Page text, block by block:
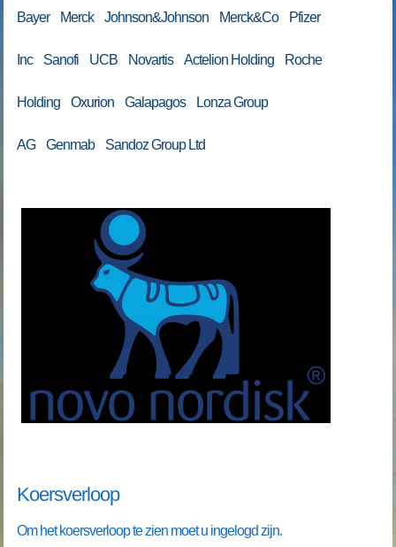
Bayer Merck Johnson&Johnson Merck&Co Pfizer
Inc Sanofi UCB Novartis Actelion Holding Roche
Holding Oxurion Galapagos Lonza Group
AG Genmab Sandoz Group Ltd
Koersverloop
Om het koersverloop te zien moet u ingelogd zijn.